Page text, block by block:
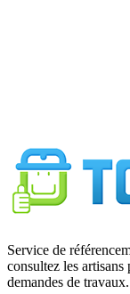
Service de
consultez les
demandes de travaux.